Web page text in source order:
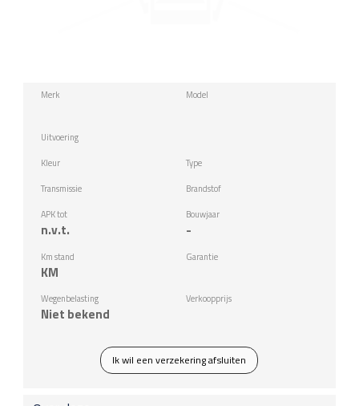
Merk Model
Uitvoering
Kleur Type
Transmissie Brandstof
APK tot
n.v.t.
Bouwjaar
-
Km stand
KM
Garantie
Wegenbelasting
Niet bekend
Verkoopprijs
Ik wil een verzekering afsluiten